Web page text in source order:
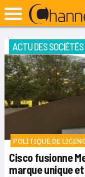
ACTU DES SOCIÉTÉS
POLITIQUE DE
Cisco fusionne
marque unique